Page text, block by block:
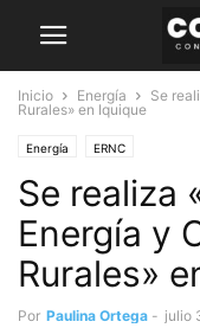
Inicio Energía
Se
Rurales» en Iquique
Energía ERNC
Se realiza
Energía y
Rurales»
Por Paulina Ortega - julio